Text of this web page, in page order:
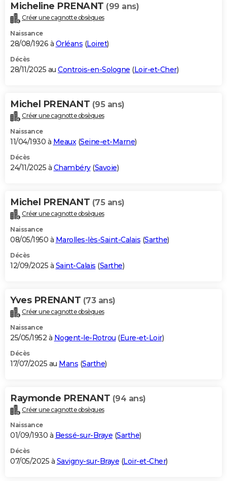
Alimentation
Guide de la santé
Maladies
Médicaments
Sommeil
VOYAGE
Destinations
City break
Voyage nature
Voyage de noces
Forum
Climat
+PHOTO
GUIDES D'ACHAT
BONS PLANS
Carte de Noël
Carte Bonne année
Carte Saint-Valentin
Carte Pâques
Carte d'anniversaire
DICTIONNAIRE
Dictionnaire
Biographies
Citations
Expressions
Proverbes
PROGRAMME TV
S'inscrire
Se connecter
Lycées
Collèges
Primaires
Universités
Entreprises
Service militaire
Avis de recherche
AVIS DE DÉCÈS
Bricolage
Lifestyle
Culture
Sport
Auto
Television
Voyage
Cinema
Micheline PRENANT (99 ans)
Créer une cagnotte obsèques
Naissance
28/08/1926 à Orléans (Loiret)
Décès
28/11/2025 au Controis-en-Sologne (Loir-et-Cher)
Michel PRENANT (95 ans)
Créer une cagnotte obsèques
Naissance
11/04/1930 à Meaux(Seine-et-Marne)
Décès
24/11/2025 à Chambéry(Savoie)
Michel PRENANT (75 ans)
Créer une cagnotte obsèques
Naissance
08/05/1950 à Marolles-lès-Saint-Calais (Sarthe)
Décès
12/09/2025 à Saint-Calais (Sarthe)
Yves PRENANT (73 ans)
Créer une cagnotte obsèques
Naissance
25/05/1952 à Nogent-le-Rotrou (Eure-et-Loir)
Décès
17/07/2025 au Mans (Sarthe)
Raymonde PRENANT (94 ans)
Créer une cagnotte obsèques
Naissance
01/09/1930 à Bessé-sur-Braye (Sarthe)
Décès
07/05/2025 à Savigny-sur-Braye (Loir-et-Cher)